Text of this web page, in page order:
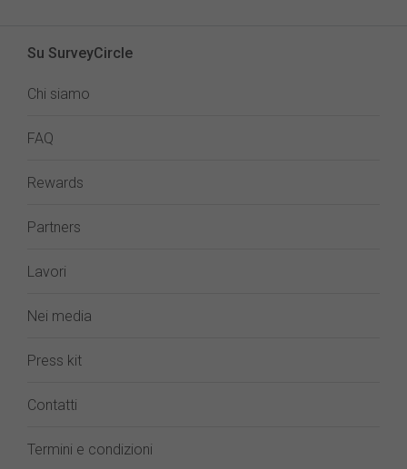
Su SurveyCircle
Chi siamo
FAQ
Rewards
Partners
Lavori
Nei media
Press kit
Contatti
Termini e condizioni